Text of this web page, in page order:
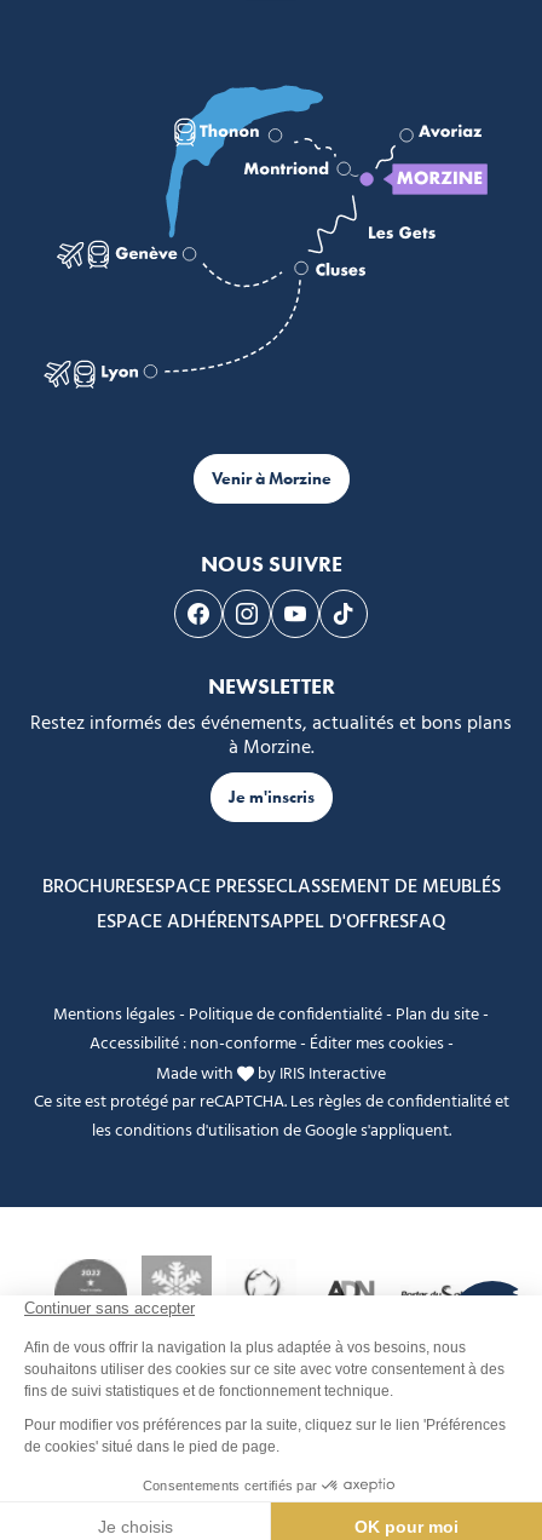
Météo Carte interactive
Dates et horaires Contact
Venir à Morzine
NOUS SUIVRE
Suivez-nous sur Facebook
Suivez-nous sur Instagram
Suivez-nous sur Youtube
Suivez-nous sur
NEWSLETTER
Restez informés des événements, actualités et bons plans
à Morzine.
Je m'inscris
BROCHURESESPACE PRESSECLASSEMENT DE MEUBLÉS
ESPACE ADHÉRENTSAPPEL D'OFFRESFAQ
Mentions légales- Politique de confidentialité- Plan du site-
Accessibilité : non-conforme- Éditer mes cookies-
Made with
byIRIS Interactive
Ce site est protégé par reCAPTCHA. Lesrègles de confidentialitéet
lesconditions d'utilisationde Google s'appliquent.
FANFOUÉ
Je peux t'aider ?